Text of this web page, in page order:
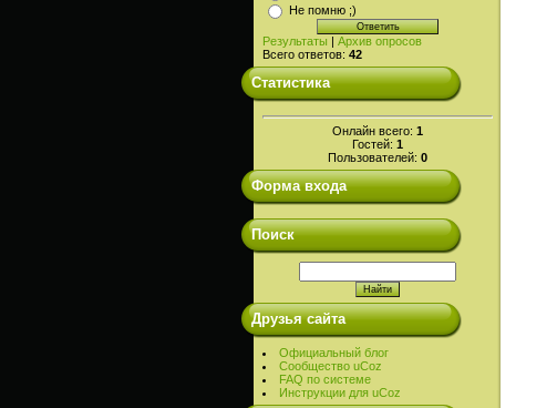
Не помню ;)
Результаты | Архив опросов
Всего ответов: 42
Статистика
Онлайн всего: 1
Гостей: 1
Пользователей: 0
Форма входа
Поиск
Друзья сайта
Официальный блог
Сообщество uCoz
FAQ по системе
Инструкции для uCoz